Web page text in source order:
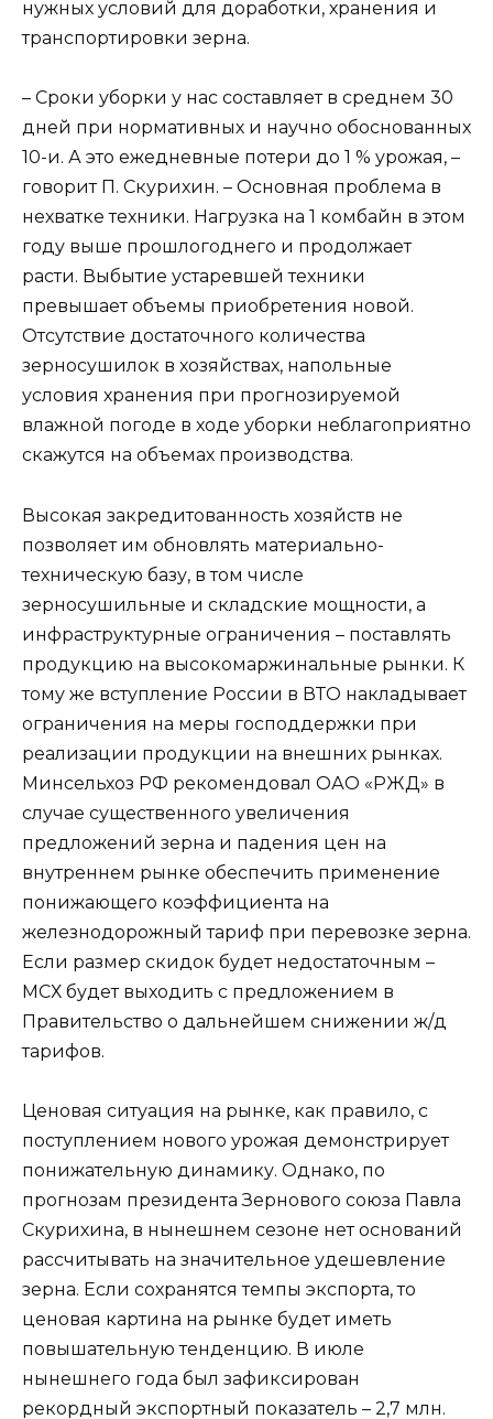
нужных условий для доработки, хранения и
транспортировки зерна.
– Сроки уборки у нас составляет в среднем 30
дней при нормативных и научно обоснованных
10-и. А это ежедневные потери до 1 % урожая, –
говорит П. Скурихин. – Основная проблема в
нехватке техники. Нагрузка на 1 комбайн в этом
году выше прошлогоднего и продолжает
расти. Выбытие устаревшей техники
превышает объемы приобретения новой.
Отсутствие достаточного количества
зерносушилок в хозяйствах, напольные
условия хранения при прогнозируемой
влажной погоде в ходе уборки неблагоприятно
скажутся на объемах производства.
Высокая закредитованность хозяйств не
позволяет им обновлять материально-
техническую базу, в том числе
зерносушильные и складские мощности, а
инфраструктурные ограничения – поставлять
продукцию на высокомаржинальные рынки. К
тому же вступление России в ВТО накладывает
ограничения на меры господдержки при
реализации продукции на внешних рынках.
Минсельхоз РФ рекомендовал ОАО «РЖД» в
случае существенного увеличения
предложений зерна и падения цен на
внутреннем рынке обеспечить применение
понижающего коэффициента на
железнодорожный тариф при перевозке зерна.
Если размер скидок будет недостаточным –
МСХ будет выходить с предложением в
Правительство о дальнейшем снижении ж/д
тарифов.
Ценовая ситуация на рынке, как правило, с
поступлением нового урожая демонстрирует
понижательную динамику. Однако, по
прогнозам президента Зернового союза Павла
Скурихина, в нынешнем сезоне нет оснований
рассчитывать на значительное удешевление
зерна. Если сохранятся темпы экспорта, то
ценовая картина на рынке будет иметь
повышательную тенденцию. В июле
нынешнего года был зафиксирован
рекордный экспортный показатель – 2,7 млн.